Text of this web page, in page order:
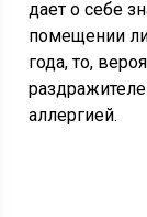
дает о себе
помещении
года, то,
аллергией.